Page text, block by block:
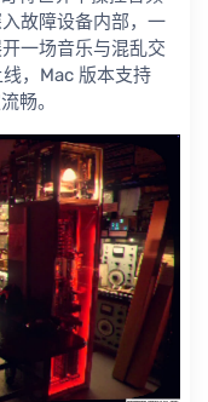
故障设备内部，一
一场音乐与混乱交
，Mac 版本支持
畅。